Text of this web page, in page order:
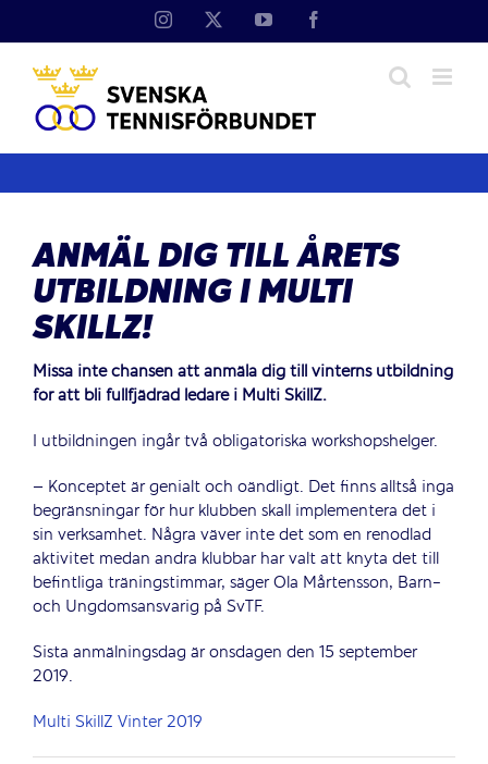
Instagram YouTube
ANMÄL DIG TILL ÅRETS
UTBILDNING I MULTI
SKILLZ!
Missa inte chansen att anmäla dig till vinterns utbildning
för att bli fullfjädrad ledare i Multi SkillZ.
I utbildningen ingår två obligatoriska workshopshelger.
– Konceptet är genialt och oändligt. Det finns alltså inga
begränsningar för hur klubben skall implementera det i
sin verksamhet. Några väver inte det som en renodlad
aktivitet medan andra klubbar har valt att knyta det till
befintliga träningstimmar, säger Ola Mårtensson, Barn-
och Ungdomsansvarig på SvTF.
Sista anmälningsdag är onsdagen den 15 september
2019.
Multi SkillZ Vinter 2019